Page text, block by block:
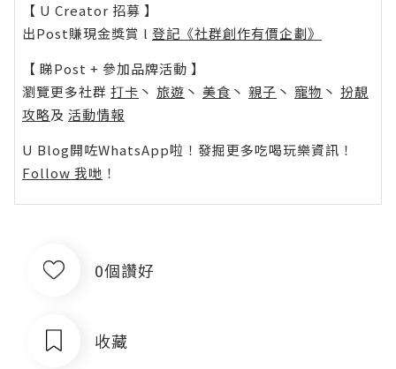
【 U Creator 招募 】
出Post賺現金獎賞 l 登記《社群創作有價企劃》
【 睇Post + 參加品牌活動 】
瀏覽更多社群 打卡 丶 旅遊 丶 美食 丶 親子 丶 寵物 丶 扮靚
攻略及 活動情報
U Blog開咗WhatsApp啦！發掘更多吃喝玩樂資訊！
Follow 我哋 ！
0個讚好
收藏